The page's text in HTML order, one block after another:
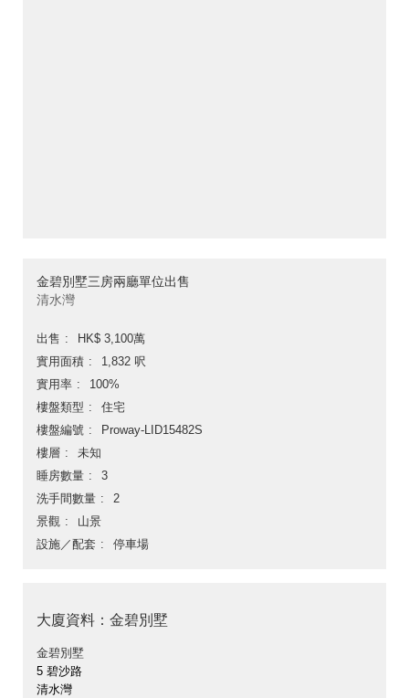
金碧別墅三房兩廳單位出售
清水灣
出售
HK$ 3,100萬
實用面積
1,832 呎
實用率
100%
樓盤類型
住宅
樓盤編號
Proway-LID15482S
樓層
未知
睡房數量
3
洗手間數量
2
景觀
山景
設施／配套
停車場
大廈資料：金碧別墅
金碧別墅
5 碧沙路
清水灣